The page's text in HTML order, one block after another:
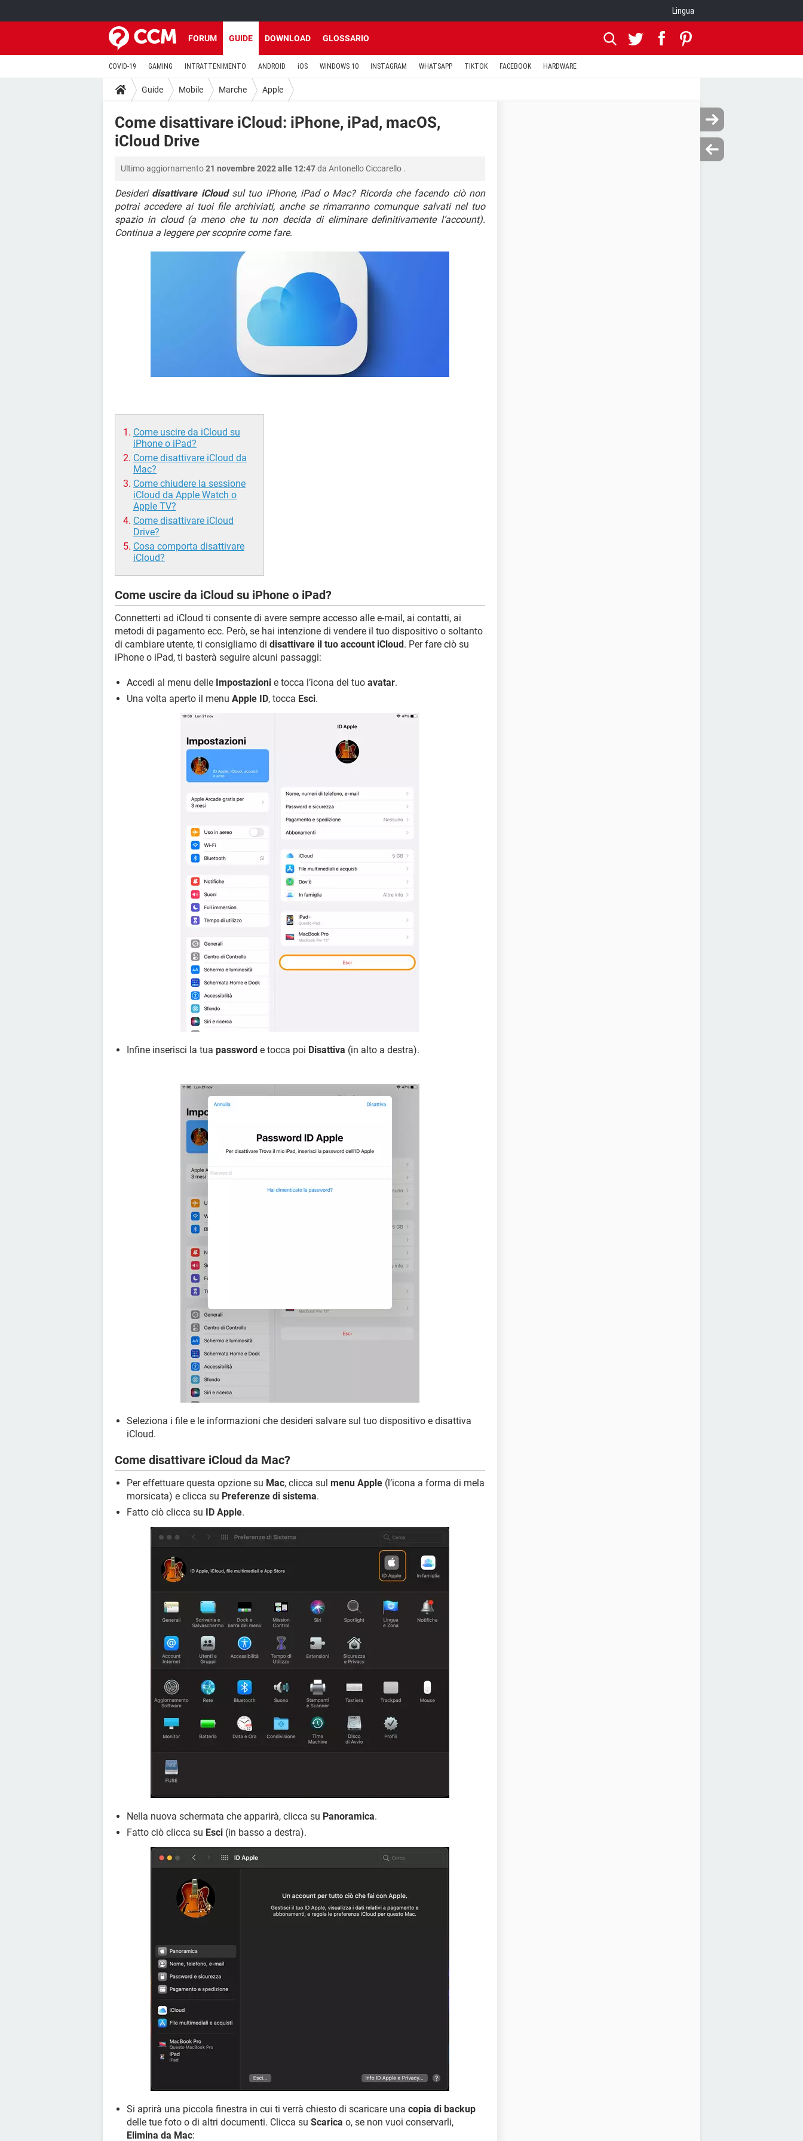
Lingua
FORUM GUIDE DOWNLOAD GLOSSARIO
COVID-19 GAMING INTRATTENIMENTO ANDROID iOS WINDOWS 10 INSTAGRAM WHATSAPP TIKTOK FACEBOOK HARDWARE
Guide Mobile Marche Apple
Come disattivare iCloud: iPhone, iPad, macOS,
iCloud Drive
Ultimo aggiornamento21 novembre 2022 alle 12:47da Antonello Ciccarello .
Desideri disattivare iCloudsul tuo iPhone, iPad o Mac? Ricorda che facendo ciò non
potrai accedere ai tuoi file archiviati, anche se rimarranno comunque salvati nel tuo
spazio in cloud (a meno che tu non decida di eliminare definitivamente l’account).
Continua a leggere per scoprire come fare.
Come uscire da iCloud su
iPhone o iPad?
Come disattivare iCloud da
Mac?
Come chiudere la sessione
iCloud da Apple Watch o
Apple TV?
Come disattivare iCloud
Drive?
Cosa comporta disattivare
iCloud?
Come uscire da iCloud su iPhone o iPad?
Connetterti ad iCloud ti consente di avere sempre accesso alle e-mail, ai contatti, ai
metodi di pagamento ecc. Però, se hai intenzione di vendere il tuo dispositivo o soltanto
di cambiare utente, ti consigliamo di disattivare il tuo account iCloud. Per fare ciò su
iPhone o iPad, ti basterà seguire alcuni passaggi:
Accedi al menu delle Impostazioni e tocca l’icona del tuo avatar.
Una volta aperto il menu Apple ID, tocca Esci.
Infine inserisci la tua password e tocca poi Disattiva (in alto a destra).
Seleziona i file e le informazioni che desideri salvare sul tuo dispositivo e disattiva
iCloud.
Come disattivare iCloud da Mac?
Per effettuare questa opzione su Mac, clicca sul menu Apple (l’icona a forma di mela
morsicata) e clicca su Preferenze di sistema.
Fatto ciò clicca su ID Apple.
Nella nuova schermata che apparirà, clicca su Panoramica.
Fatto ciò clicca su Esci (in basso a destra).
Si aprirà una piccola finestra in cui ti verrà chiesto di scaricare una copia di backup
delle tue foto o di altri documenti. Clicca su Scarica o, se non vuoi conservarli,
Elimina da Mac: